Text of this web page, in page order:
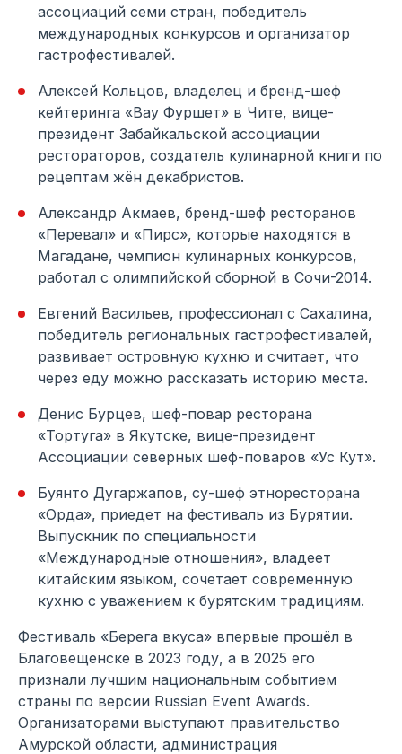
ассоциаций семи стран, победитель
международных конкурсов и организатор
гастрофестивалей.
Алексей Кольцов, владелец и бренд-шеф
кейтеринга «Вау Фуршет» в Чите, вице-
президент Забайкальской ассоциации
рестораторов, создатель кулинарной книги по
рецептам жён декабристов.
Александр Акмаев, бренд-шеф ресторанов
«Перевал» и «Пирс», которые находятся в
Магадане, чемпион кулинарных конкурсов,
работал с олимпийской сборной в Сочи-2014.
Евгений Васильев, профессионал с Сахалина,
победитель региональных гастрофестивалей,
развивает островную кухню и считает, что
через еду можно рассказать историю места.
Денис Бурцев, шеф-повар ресторана
«Тортуга» в Якутске, вице-президент
Ассоциации северных шеф-поваров «Ус Кут».
Буянто Дугаржапов, су-шеф этноресторана
«Орда», приедет на фестиваль из Бурятии.
Выпускник по специальности
«Международные отношения», владеет
китайским языком, сочетает современную
кухню с уважением к бурятским традициям.
Фестиваль «Берега вкуса» впервые прошёл в
Благовещенске в 2023 году, а в 2025 его
признали лучшим национальным событием
страны по версии Russian Event Awards.
Организаторами выступают правительство
Амурской области, администрация